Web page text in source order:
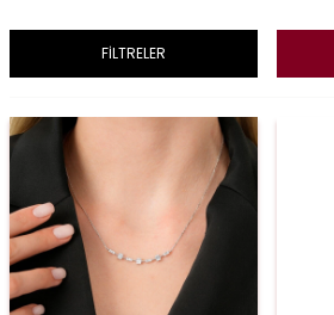
FİLTRELER